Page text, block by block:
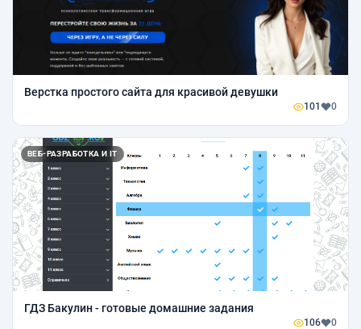
Верстка простого сайта для красивой девушки
101 0
ВЕБ-РАЗРАБОТКА И IT
ГДЗ Бакулин - готовые домашние задания
106 0